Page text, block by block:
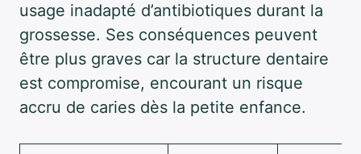
usage inadapté d’antibiotiques durant la
grossesse. Ses conséquences peuvent
être plus graves car la structure dentaire
est compromise, encourant un risque
accru de caries dès la petite enfance.